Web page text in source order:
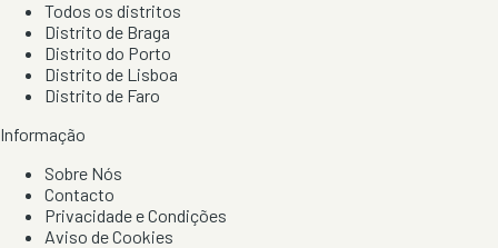
Todos os distritos
Distrito de Braga
Distrito do Porto
Distrito de Lisboa
Distrito de Faro
Informação
Sobre Nós
Contacto
Privacidade e Condições
Aviso de Cookies